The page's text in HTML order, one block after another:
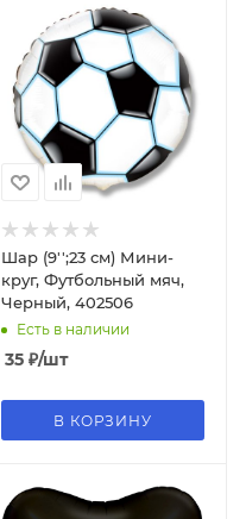
Шар (9'';23 см) Мини-
круг, Футбольный мяч,
Черный, 402506
Есть в наличии
35 ₽/шт
В КОРЗИНУ